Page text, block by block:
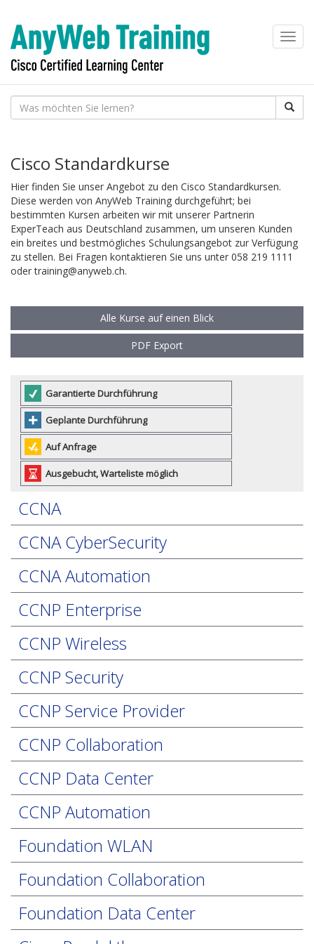
Cisco Standardkurse
Hier finden Sie unser Angebot zu den Cisco Standardkursen.
Diese werden von AnyWeb Training durchgeführt; bei
bestimmten Kursen arbeiten wir mit unserer Partnerin
ExperTeach aus Deutschland zusammen, um unseren Kunden
ein breites und bestmögliches Schulungsangebot zur Verfügung
zu stellen. Bei Fragen kontaktieren Sie uns unter 058 219 1111
oder training@anyweb.ch.
Alle Kurse auf einen Blick
PDF Export
Garantierte Durchführung
Geplante Durchführung
Auf Anfrage
Ausgebucht, Warteliste möglich
CCNA
CCNA CyberSecurity
CCNA Automation
CCNP Enterprise
CCNP Wireless
CCNP Security
CCNP Service Provider
CCNP Collaboration
CCNP Data Center
CCNP Automation
Foundation WLAN
Foundation Collaboration
Foundation Data Center